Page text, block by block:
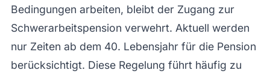
Bedingungen arbeiten, bleibt der Zugang zur
Schwerarbeitspension verwehrt. Aktuell werden
nur Zeiten ab dem 40. Lebensjahr für die Pension
berücksichtigt. Diese Regelung führt häufig zu